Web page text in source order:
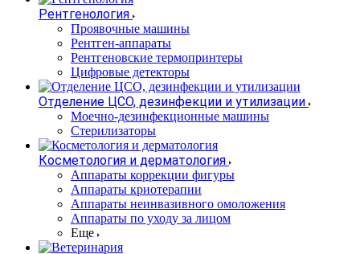
Рентгенология
Проявочные машины
Рентген-аппараты
Рентгеновские термопринтеры
Цифровые детекторы
Отделение ЦСО, дезинфекции и утилизации
Моечно-дезинфекционные машины
Стерилизаторы
Косметология и дерматология
Аппараты коррекции фигуры
Аппараты криотерапии
Аппараты неинвазивного омоложения
Аппараты по уходу за лицом
Еще